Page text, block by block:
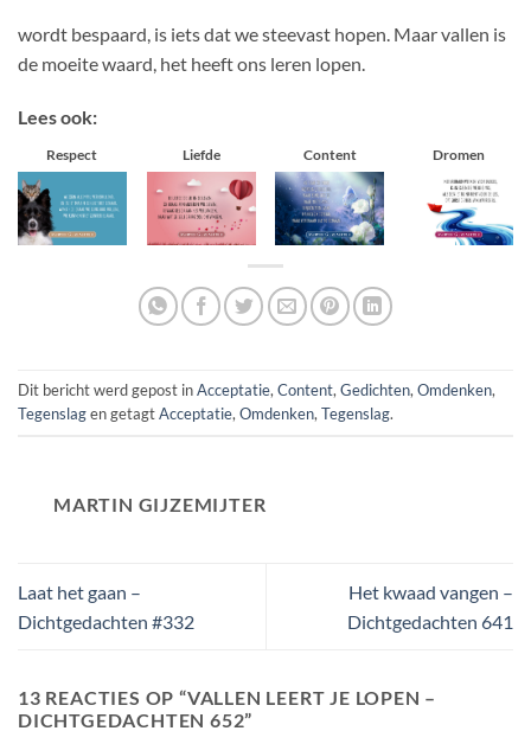
wordt bespaard, is iets dat we steevast hopen. Maar vallen is
de moeite waard, het heeft ons leren lopen.
Lees ook:
Respect Liefde Content Dromen
Dit bericht werd gepost inAcceptatie, Content, Gedichten, Omdenken,
Tegenslagen getagtAcceptatie, Omdenken, Tegenslag.
MARTIN GIJZEMIJTER
Laat het gaan –
Dichtgedachten #332
Het kwaad vangen –
Dichtgedachten 641
13 REACTIES OP “VALLEN LEERT JE LOPEN –
DICHTGEDACHTEN 652”